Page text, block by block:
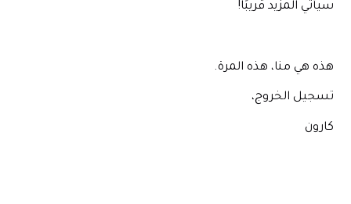
سيأتي المزيد قريبًا!
هذه هي منا، هذه المرة.
تسجيل الخروج،
كارون